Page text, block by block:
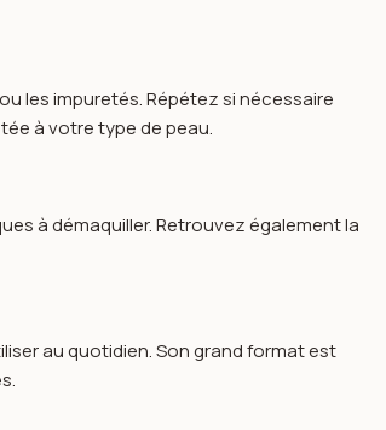
les impuretés. Répétez si nécessaire
à votre type de peau.
à démaquiller. Retrouvez également la
au quotidien. Son grand format est